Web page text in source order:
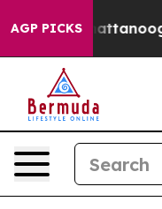
AGP PICKS
in Chattanooga.